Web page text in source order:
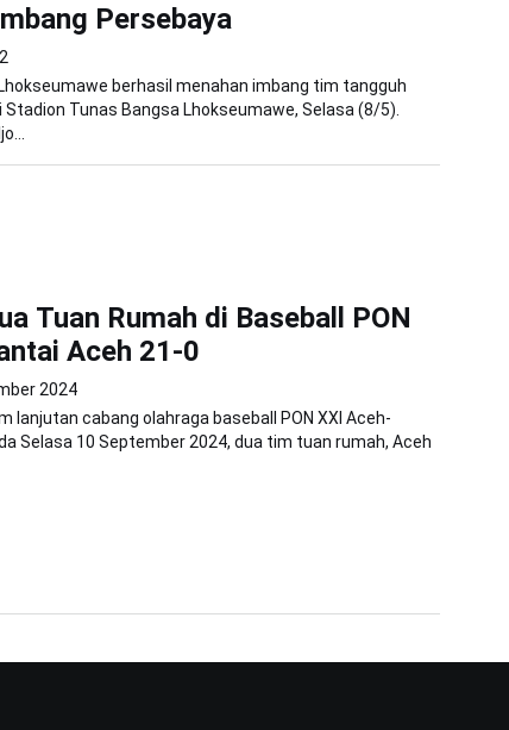
Persebaya
berhasil menahan imbang tim tangguh
Stadion Tunas Bangsa Lhokseumawe, Selasa (8/5).
Tuan Rumah di Baseball PON
Aceh 21-0
2024
lanjutan cabang olahraga baseball PON XXI Aceh-
Selasa 10 September 2024, dua tim tuan rumah, Aceh